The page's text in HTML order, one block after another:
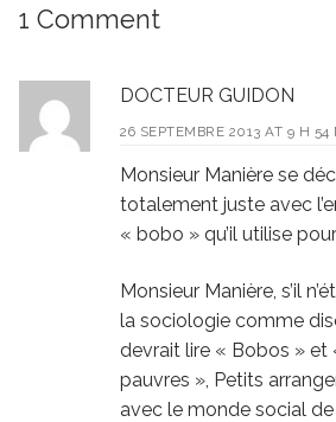
1 Comment
DOCTEUR GUIDON
26 SEPTEMBRE 2013 AT 9 H 54
Monsieur Manière se
totalement juste avec
« bobo » qu’il utilise
Monsieur Manière, s’il
la sociologie comme
devrait lire « Bobos » et
pauvres », Petits
avec le monde social